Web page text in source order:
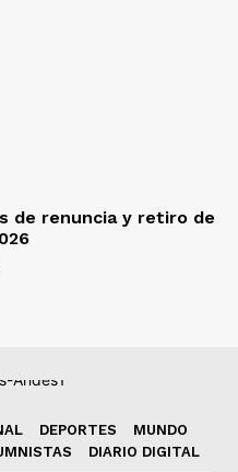
de renuncia y retiro de
DEPORTES
MUNDO
DIARIO DIGITAL